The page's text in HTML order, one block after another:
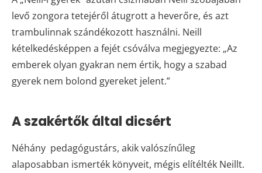
levő zongora tetejéről átugrott a heverőre, és azt
trambulinnak szándékozott használni. Neill
kételkedésképpen a fejét csóválva megjegyezte: „Az
emberek olyan gyakran nem értik, hogy a szabad
gyerek nem bolond gyereket jelent.”
A szakértők által dicsért
Néhány pedagógustárs, akik valószínűleg
alaposabban ismerték könyveit, mégis elítélték Neillt.